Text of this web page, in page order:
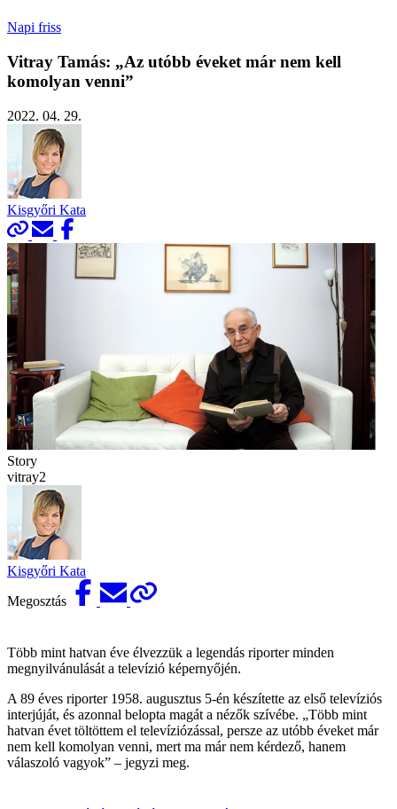
Napi friss
Vitray Tamás: „Az utóbb éveket már nem kell
komolyan venni”
2022. 04. 29.
Kisgyőri Kata
Story
vitray2
Kisgyőri Kata
Megosztás
Több mint hatvan éve élvezzük a legendás riporter minden
megnyilvánulását a televízió képernyőjén.
A 89 éves riporter 1958. augusztus 5-én készítette az első ­televíziós
interjúját, és azonnal belopta magát a nézők szívébe. „Több mint
hatvan évet töltöttem el televíziózással, persze az utóbb éveket már
nem kell komolyan venni, mert ma már nem kérdező, hanem
válaszoló vagyok” – jegyzi meg.